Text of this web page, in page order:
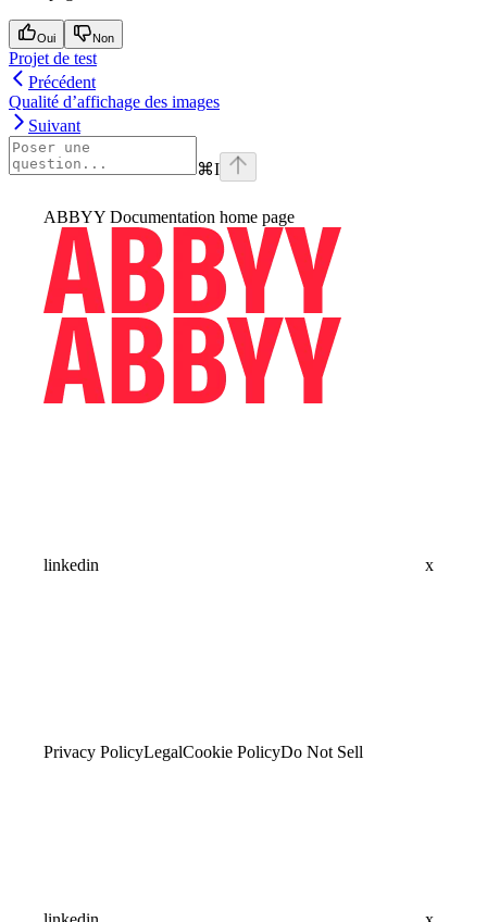
Oui Non
Projet de test
Précédent
Qualité d’affichage des images
Suivant
⌘I
ABBYY Documentation home page
linkedin x
Privacy PolicyLegalCookie PolicyDo Not Sell